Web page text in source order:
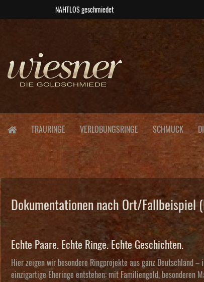
NAHTLOS geschmiedet
TRAURINGE VERLOBUNGSRINGE SCHMUCK
Dokumentationen nach Ort/Fallbeispiel
Echte Paare. Echte Ringe. Echte Geschichten.
Hier zeigen wir besondere Ringprojekte aus ganz Deutschland
einzigartige Eheringe entstehen: mit Familiengold, besonderen